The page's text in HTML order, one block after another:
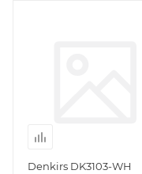
Denkirs DK3103-WH